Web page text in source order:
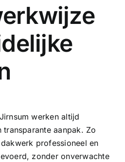
werken altijd
transparante aanpak. Zo
professioneel en
zonder onverwachte